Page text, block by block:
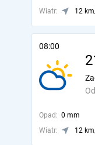
Wiatr: 12
08:00
Opad: 0 mm
Wiatr:
12